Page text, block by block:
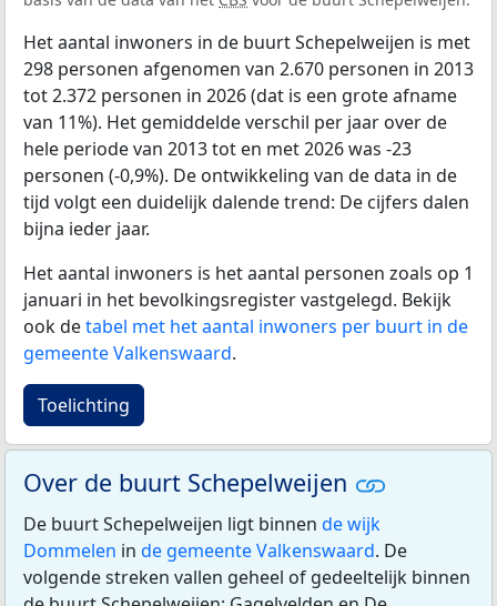
Het aantal inwoners in de buurt Schepelweijen is met
298 personen afgenomen van 2.670 personen in 2013
tot 2.372 personen in 2026 (dat is een grote afname
van 11%). Het gemiddelde verschil per jaar over de
hele periode van 2013 tot en met 2026 was -23
personen (-0,9%). De ontwikkeling van de data in de
tijd volgt een duidelijk dalende trend: De cijfers dalen
bijna ieder jaar.
Het aantal inwoners is het aantal personen zoals op 1
januari in het bevolkingsregister vastgelegd. Bekijk
ook detabel met het aantal inwoners per buurt in de
gemeente Valkenswaard.
Toelichting
Over de buurt Schepelweijen
De buurt Schepelweijen ligt binnen de wijk
Dommelen in de gemeente Valkenswaard. De
volgende streken vallen geheel of gedeeltelijk binnen